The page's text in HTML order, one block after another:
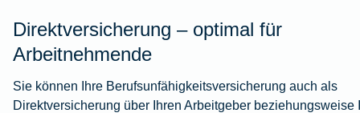
Direktversicherung – optimal für
Arbeitnehmende
Sie können Ihre Berufsunfähigkeitsversicherung auch als
Direktversicherung über Ihren Arbeitgeber beziehungsweise